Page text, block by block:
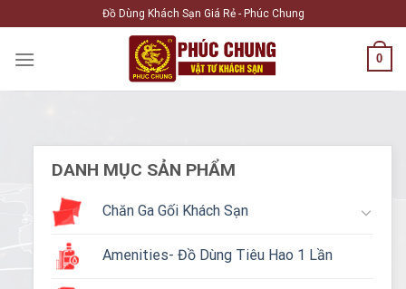
to
content
Đồ Dùng Khách Sạn Giá Rẻ - Phúc Chung
0
DANH MỤC SẢN PHẨM
Chăn Ga Gối Khách Sạn
Amenities- Đồ Dùng Tiêu Hao 1 Lần